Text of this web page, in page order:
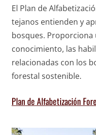
El Plan de
tejanos entienden y
bosques.
conocimiento, las
relacionadas con los
forestal sostenible.
Plan de Alfabetización